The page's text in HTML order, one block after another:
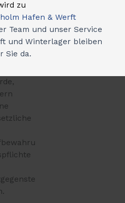
zu
Hafen & Werft
Team und unser Service
und Winterlager bleiben
Sie da.
Ihre